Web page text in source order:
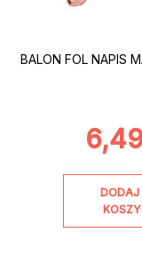
BALON FOL NAPIS
DODAJ